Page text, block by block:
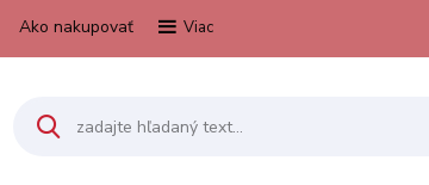
Ako nakupovať Viac